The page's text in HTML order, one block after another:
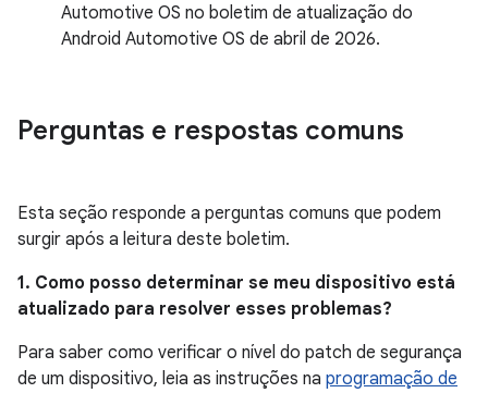
Automotive OS no boletim de atualização do
Android Automotive OS de abril de 2026.
Perguntas e respostas comuns
Esta seção responde a perguntas comuns que podem
surgir após a leitura deste boletim.
1. Como posso determinar se meu dispositivo está
atualizado para resolver esses problemas?
Para saber como verificar o nível do patch de segurança
de um dispositivo, leia as instruções na programação de